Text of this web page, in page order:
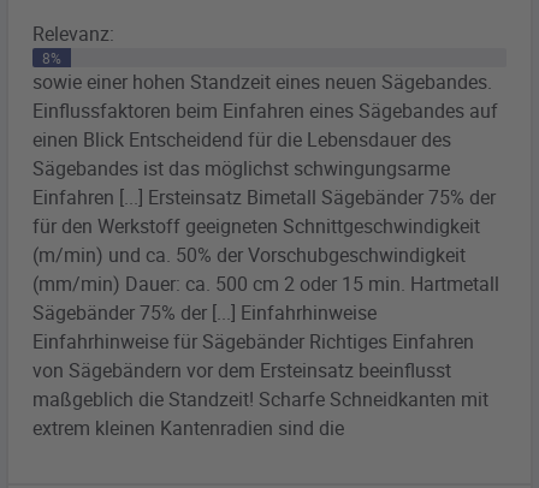
Relevanz:
8%
sowie einer hohen Standzeit eines neuen Sägebandes.
Einflussfaktoren beim Einfahren eines Sägebandes auf
einen Blick Entscheidend für die Lebensdauer des
Sägebandes ist das möglichst schwingungsarme
Einfahren [...] Ersteinsatz Bimetall Sägebänder75% der
für den Werkstoff geeigneten Schnittgeschwindigkeit
(m/min) und ca. 50% der Vorschubgeschwindigkeit
(mm/min) Dauer: ca. 500 cm 2 oder 15 min. Hartmetall
Sägebänder75% der [...] Einfahrhinweise
Einfahrhinweise für Sägebänder Richtiges Einfahren
von Sägebändern vor dem Ersteinsatz beeinflusst
maßgeblich die Standzeit! Scharfe Schneidkanten mit
extrem kleinen Kantenradien sind die